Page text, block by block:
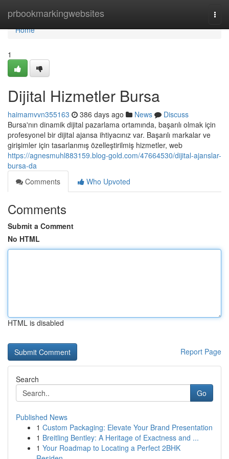
prbookmarkingwebsites
Home
Home
1
Dijital Hizmetler Bursa
haimamvvn355163 386 days ago News
Discuss
Bursa'nın dinamik dijital pazarlama ortamında, başarılı olmak için
profesyonel bir dijital ajansa ihtiyacınız var. Başarılı markalar ve
girişimler için tasarlanmış özelleştirilmiş hizmetler, web
https://agnesmuhl883159.blog-gold.com/47664530/dijital-ajanslar-
bursa-da
Comments
Who Upvoted
Comments
Submit a Comment
No HTML
HTML is disabled
Report Page
Search
Go
Published News
1 Custom Packaging: Elevate Your Brand Presentation
1 Breitling Bentley: A Heritage of Exactness and ...
1 Your Roadmap to Locating a Perfect 2BHK